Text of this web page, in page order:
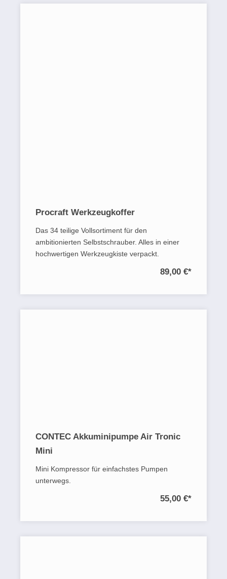
Procraft Werkzeugkoffer
Das 34 teilige Vollsortiment für den
ambitionierten Selbstschrauber. Alles in einer
hochwertigen Werkzeugkiste verpackt.
89,00 €*
CONTEC Akkuminipumpe Air Tronic
Mini
Mini Kompressor für einfachstes Pumpen
unterwegs.
55,00 €*